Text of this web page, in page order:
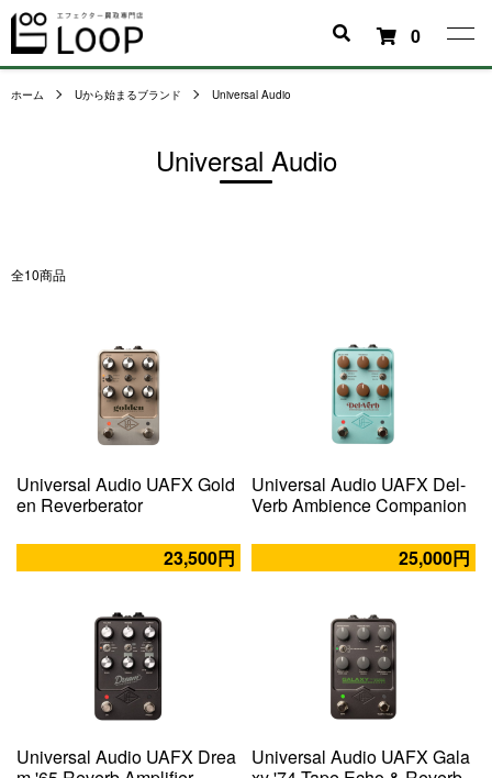
0
ホーム Uから始まるブランド Universal Audio
Universal Audio
全10商品
Universal Audio UAFX Gold
en Reverberator
23,500円
Universal Audio UAFX Del-
Verb Ambience Companion
25,000円
Universal Audio UAFX Drea
Universal Audio UAFX Gala